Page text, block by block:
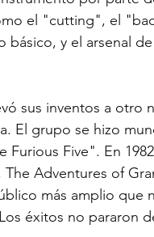
el "cutting", el
básico, y el arsenal
sus inventos a otro
El grupo se hizo
Furious Five". En
Adventures of
más amplio que
éxitos no pararon